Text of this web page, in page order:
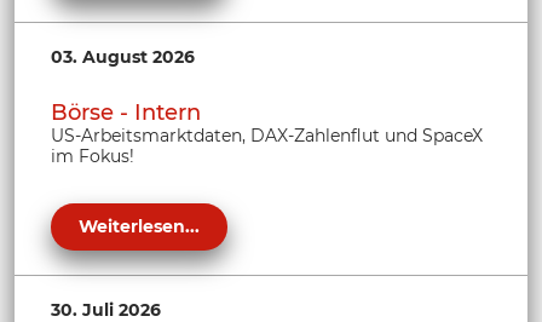
03. August 2026
Börse - Intern
US-Arbeitsmarktdaten, DAX-Zahlenflut und SpaceX
im Fokus!
Weiterlesen...
30. Juli 2026